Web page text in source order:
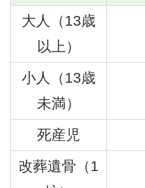
大人（13歳
以上）
小人（13歳
未満）
死産児
改葬遺骨（1